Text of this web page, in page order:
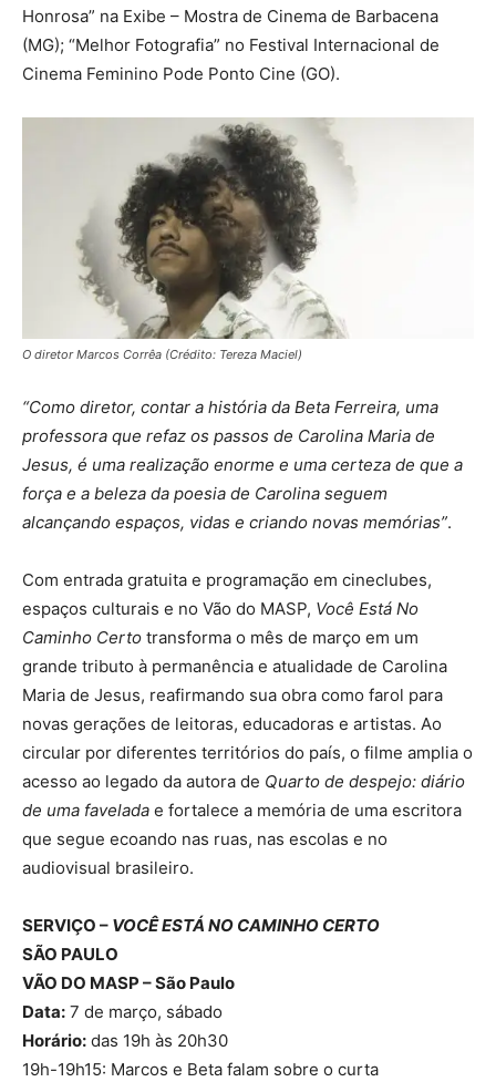
Honrosa” na Exibe – Mostra de Cinema de Barbacena
(MG); “Melhor Fotografia” no Festival Internacional de
Cinema Feminino Pode Ponto Cine (GO).
O diretor Marcos Corrêa (Crédito: Tereza Maciel)
“Como diretor, contar a história da Beta Ferreira, uma
professora que refaz os passos de Carolina Maria de
Jesus, é uma realização enorme e uma certeza de que a
força e a beleza da poesia de Carolina seguem
alcançando espaços, vidas e criando novas memórias”.
Com entrada gratuita e programação em cineclubes,
espaços culturais e no Vão do MASP, Você Está No
Caminho Certo transforma o mês de março em um
grande tributo à permanência e atualidade de Carolina
Maria de Jesus, reafirmando sua obra como farol para
novas gerações de leitoras, educadoras e artistas. Ao
circular por diferentes territórios do país, o filme amplia o
acesso ao legado da autora de Quarto de despejo: diário
de uma favelada e fortalece a memória de uma escritora
que segue ecoando nas ruas, nas escolas e no
audiovisual brasileiro.
SERVIÇO – VOCÊ ESTÁ NO CAMINHO CERTO
SÃO PAULO
VÃO DO MASP – São Paulo
Data: 7 de março, sábado
Horário: das 19h às 20h30
19h-19h15: Marcos e Beta falam sobre o curta